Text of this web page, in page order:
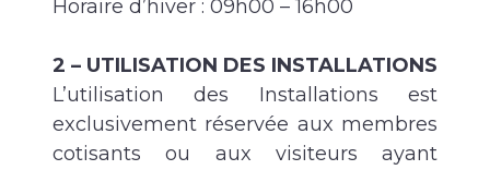
Horaire d’hiver : 09h00 – 16h00
2 – UTILISATION DES INSTALLATIONS
L’utilisation des Installations est
exclusivement réservée aux membres
cotisants ou aux visiteurs ayant